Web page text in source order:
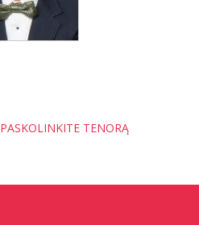
PASKOLINKITE TENORĄ